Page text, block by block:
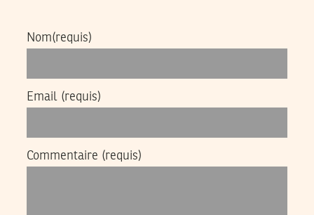
Nom(requis)
Email (requis)
Commentaire (requis)